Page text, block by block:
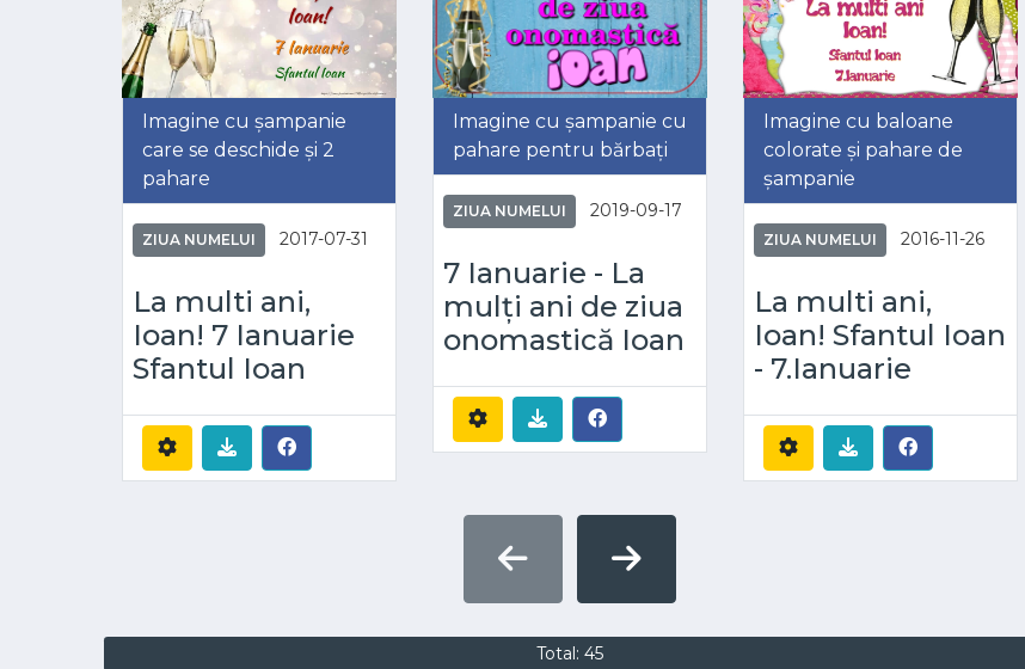
Imagine cu șampanie
care se deschide și 2
pahare
ZIUA NUMELUI 2017-07-31
La multi ani,
Ioan! 7 Ianuarie
Sfantul Ioan
Imagine cu șampanie cu
pahare pentru bărbați
ZIUA NUMELUI 2019-09-17
7 Ianuarie - La
mulți ani de ziua
onomastică Ioan
Imagine cu baloane
colorate și pahare de
șampanie
ZIUA NUMELUI 2016-11-26
La multi ani,
Ioan! Sfantul Ioan
- 7.Ianuarie
Total: 45